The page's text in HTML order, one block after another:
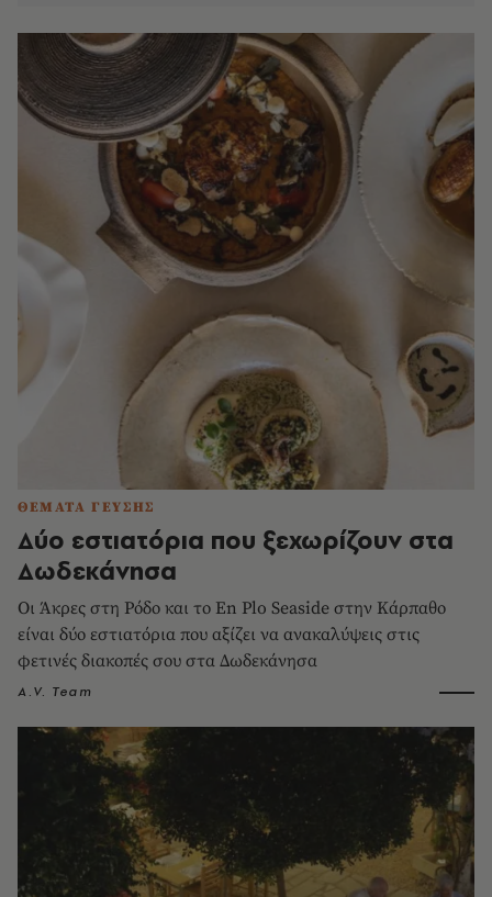
ΘΕΜΑΤΑ ΓΕΥΣΗΣ
Δύο εστιατόρια που ξεχωρίζουν στα
Δωδεκάνησα
Οι Άκρες στη Ρόδο και το En Plo Seaside στην Κάρπαθο
είναι δύο εστιατόρια που αξίζει να ανακαλύψεις στις
φετινές διακοπές σου στα Δωδεκάνησα
A.V. Team